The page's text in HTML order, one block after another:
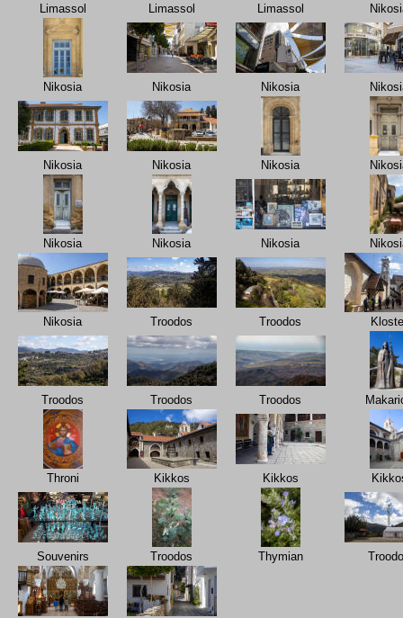
Limassol Limassol Limassol
Nikosia Nikosia Nikosia
Nikosia Nikosia Nikosia
Nikosia Nikosia Nikosia
Nikosia Troodos Troodos
Troodos Troodos Troodos
Throni Kikkos Kikkos
Souvenirs Troodos Thymian